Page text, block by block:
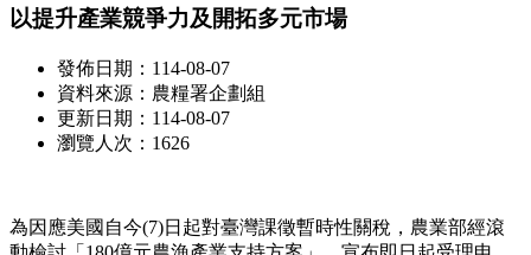
以提升產業競爭力及開拓多元市場
發佈日期：114-08-07
資料來源：農糧署企劃組
更新日期：114-08-07
瀏覽人次：1626
為因應美國自今(7)日起對臺灣課徵暫時性關稅，農業部經滾